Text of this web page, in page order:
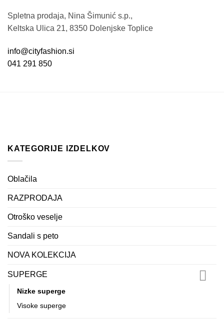
Spletna prodaja, Nina Šimunić s.p.,
Keltska Ulica 21, 8350 Dolenjske Toplice
info@cityfashion.si
041 291 850
KATEGORIJE IZDELKOV
Oblačila
RAZPRODAJA
Otroško veselje
Sandali s peto
NOVA KOLEKCIJA
SUPERGE
Nizke superge
Visoke superge